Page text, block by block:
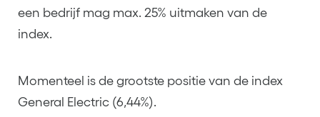
een bedrijf mag max. 25% uitmaken van de
index.
Momenteel is de grootste positie van de index
General Electric (6,44%).